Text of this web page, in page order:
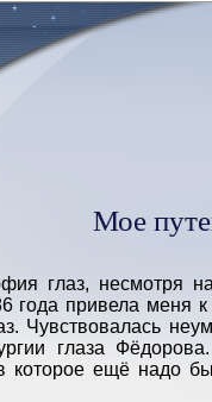
Мое
глаз, несмотря
года привела меня
Чувствовалась
глаза
которое ещё надо